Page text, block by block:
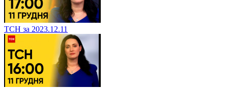
ТСН за 2023.12.11